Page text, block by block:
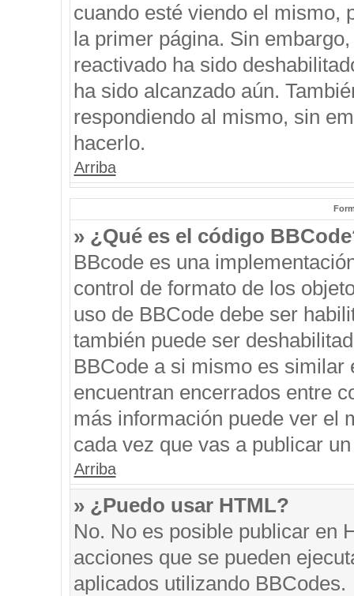
cuando esté viendo el mismo,
la primer página. Sin
reactivado ha sido
ha sido alcanzado aún.
respondiendo al mismo, sin
hacerlo.
Arriba
» ¿Qué es el código
BBcode es una
control de formato de los
uso de BBCode debe ser
también puede ser
BBCode a si mismo es
encuentran encerrados entre
más información puede ver el
cada vez que vas a publicar
Arriba
» ¿Puedo usar HTML?
No. No es posible publicar en
acciones que se pueden
aplicados utilizando BBCodes.